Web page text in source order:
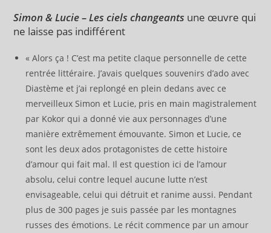
Simon & Lucie – Les ciels changeants une œuvre qui
ne laisse pas indifférent
« Alors ça ! C’est ma petite claque personnelle de cette
rentrée littéraire. J’avais quelques souvenirs d’ado avec
Diastème et j’ai replongé en plein dedans avec ce
merveilleux Simon et Lucie, pris en main magistralement
par Kokor qui a donné vie aux personnages d’une
manière extrêmement émouvante. Simon et Lucie, ce
sont les deux ados protagonistes de cette histoire
d’amour qui fait mal. Il est question ici de l’amour
absolu, celui contre lequel aucune lutte n’est
envisageable, celui qui détruit et ranime aussi. Pendant
plus de 300 pages je suis passée par les montagnes
russes des émotions. Le récit commence par un amour